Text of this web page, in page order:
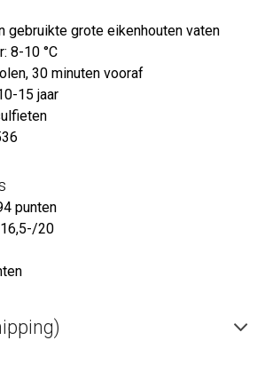
gebruikte grote eikenhouten vaten
8-10 °C
30 minuten vooraf
15 jaar
punten
20